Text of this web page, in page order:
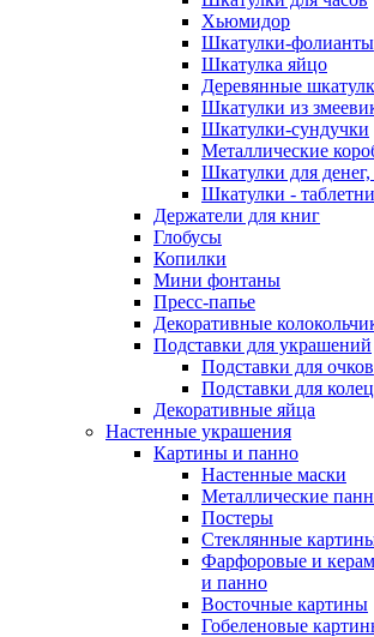
Хьюмидор
Шкатулки-фолианты
Шкатулка яйцо
Деревянные
Шкатулки из
Шкатулки-сундучки
Металлические
Шкатулки для
Шкатулки -
Держатели для книг
Глобусы
Копилки
Мини фонтаны
Пресс-папье
Декоративные
Подставки для украшений
Подставки для очков
Подставки для колец
Декоративные яйца
Настенные украшения
Картины и панно
Настенные маски
Металлические
Постеры
Стеклянные
Фарфоровые и
и панно
Восточные картины
Гобеленовые